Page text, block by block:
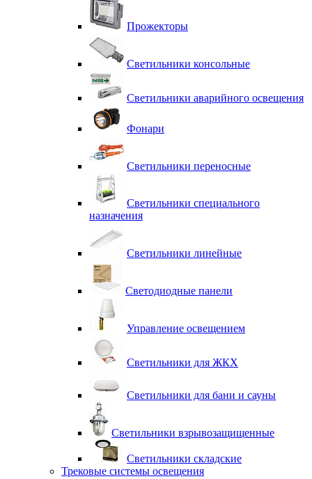
Прожекторы
Светильники консольные
Светильники аварийного освещения
Фонари
Светильники переносные
Светильники специального
назначения
Светильники линейные
Светодиодные панели
Управление освещением
Светильники для ЖКХ
Светильники для бани и сауны
Светильники взрывозащищенные
Светильники складские
Трековые системы освещения